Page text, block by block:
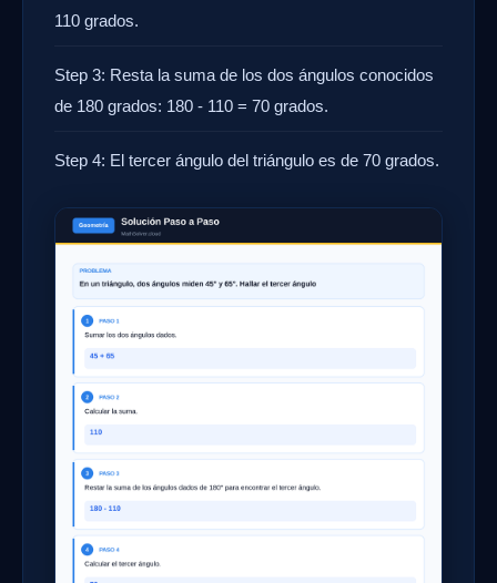
110 grados.
Step 3: Resta la suma de los dos ángulos conocidos
de 180 grados: 180 - 110 = 70 grados.
Step 4: El tercer ángulo del triángulo es de 70 grados.